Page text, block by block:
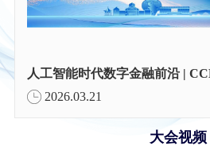
2026.03.21
大会视频